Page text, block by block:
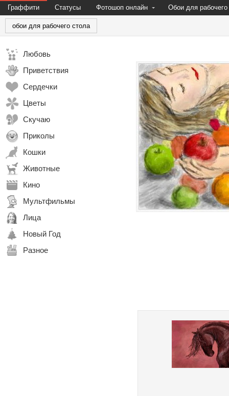
Граффити Статусы Фотошоп онлайн Обои для рабочего
обои для рабочего стола
Любовь
Приветствия
Сердечки
Цветы
Скучаю
Приколы
Кошки
Животные
Кино
Мультфильмы
Лица
Новый Год
Разное